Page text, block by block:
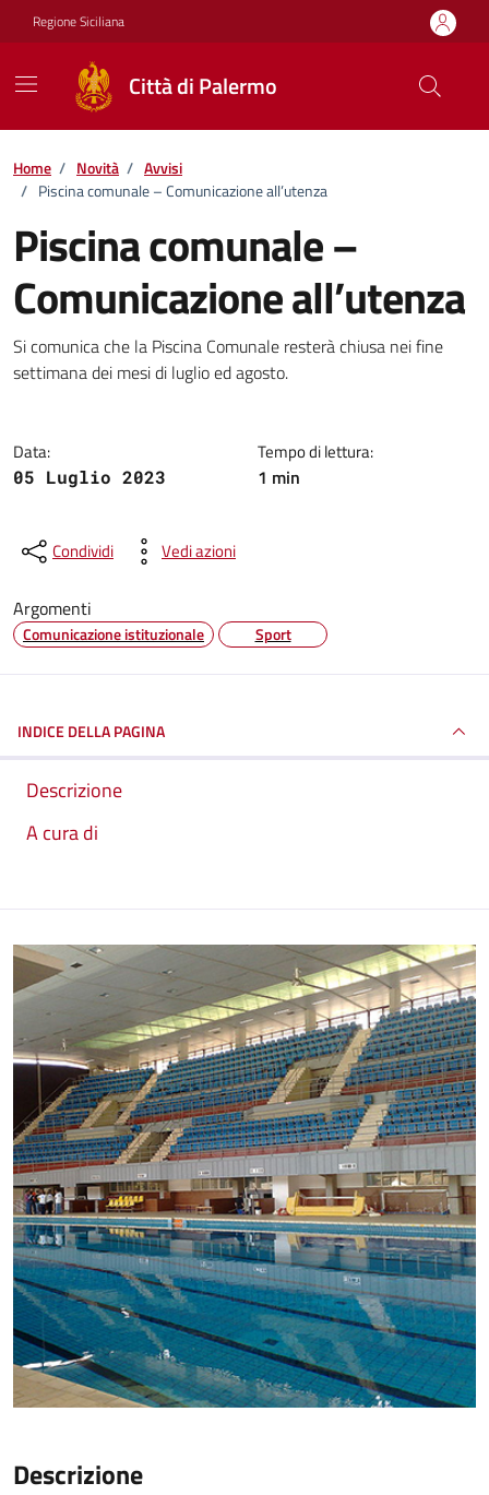
Vai ai contenuti
Vai al footer
Regione Siciliana
Città di Palermo
Home / Novità / Avvisi
/ Piscina comunale – Comunicazione all’utenza
Piscina comunale –
Comunicazione all’utenza
Dettagli della notizia
Si comunica che la Piscina Comunale resterà chiusa nei fine
settimana dei mesi di luglio ed agosto.
Data:
05 Luglio 2023
Tempo di lettura:
1 min
Condividi Vedi azioni
Argomenti
Comunicazione istituzionale Sport
INDICE DELLA PAGINA
Descrizione
A cura di
Descrizione